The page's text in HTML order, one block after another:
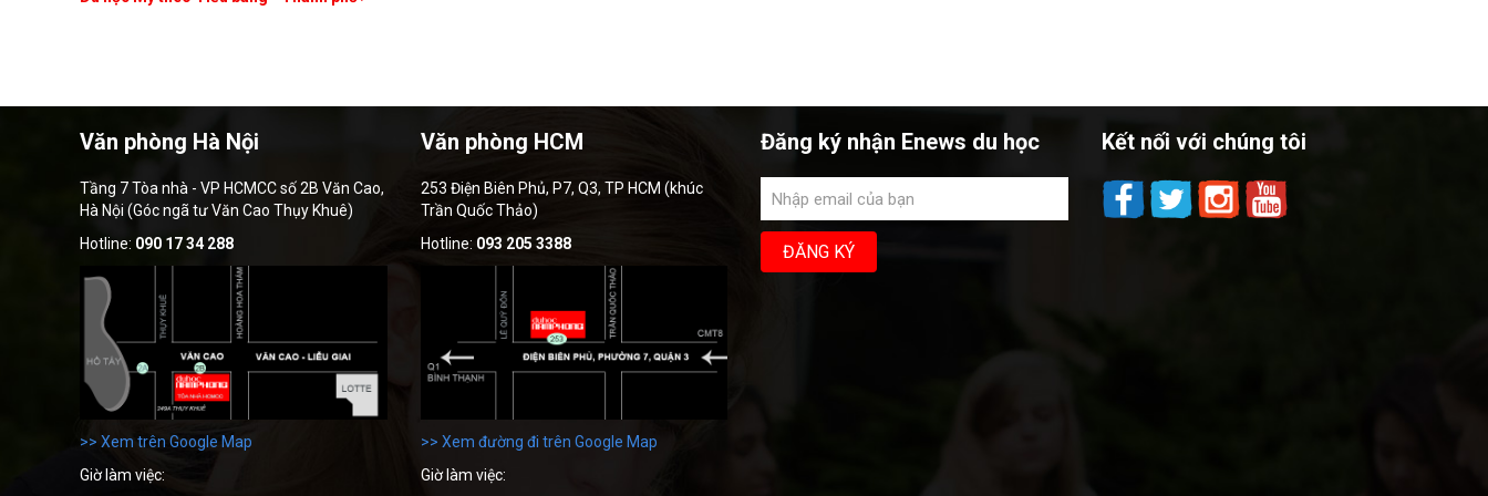
Văn phòng Hà Nội
Tầng 7 Tòa nhà - VP HCMCC số 2B Văn Cao,
Hà Nội (Góc ngã tư Văn Cao Thụy Khuê)
Hotline: 090 17 34 288
>> Xem trên Google Map
Giờ làm việc:
Văn phòng HCM
253 Điện Biên Phủ, P7, Q3, TP HCM (khúc
Trần Quốc Thảo)
Hotline: 093 205 3388
>> Xem đường đi trên Google Map
Giờ làm việc:
Đăng ký nhận Enews du học Kết nối với chúng tôi